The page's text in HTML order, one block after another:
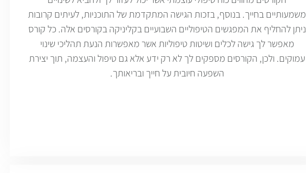
משמעותיים בחייך. בנוסף, בזכות הגישה המתקדמת של התוכניות, לעיתים קרובות
ניתן להחליף את המפגשים הטיפוליים השבועיים בקליניקה בקורסים אלה. כל קורס
מאפשר לך גישה לכלים ושיטות טיפוליות אשר מאפשרות הנעת תהליכי שינוי
עמוקים. ולכן, הקורסים מספקים לך לא רק ידע אלא גם טיפול והעצמה, תוך יצירת
השפעה חיובית על חייך ובריאותך.